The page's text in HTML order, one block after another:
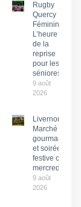
Rugby
Quercy
Féminin :
L’heure
de la
reprise
pour les
séniores
9 août
2026
Livernon :
Marché
gourmand
et soirée
festive ce
mercredi
9 août
2026